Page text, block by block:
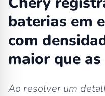
baterias em
com
maior que
Ao resolver um